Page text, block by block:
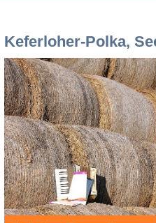
Keferloher-Polka,